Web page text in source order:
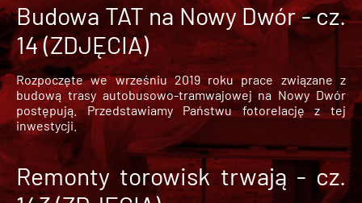
Budowa TAT na Nowy Dwór - cz.
14 (ZDJĘCIA)
Rozpoczęte we wrześniu 2019 roku prace związane z
budową trasy autobusowo-tramwajowej na Nowy Dwór
postępują. Przedstawiamy Państwu fotorelację z tej
inwestycji.
Remonty torowisk trwają - cz.